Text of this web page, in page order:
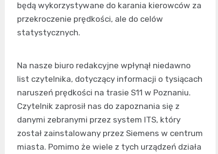
będą wykorzystywane do karania kierowców za
przekroczenie prędkości, ale do celów
statystycznych.
Na nasze biuro redakcyjne wpłynął niedawno
list czytelnika, dotyczący informacji o tysiącach
naruszeń prędkości na trasie S11 w Poznaniu.
Czytelnik zaprosił nas do zapoznania się z
danymi zebranymi przez system ITS, który
został zainstalowany przez Siemens w centrum
miasta. Pomimo że wiele z tych urządzeń działa